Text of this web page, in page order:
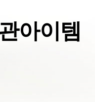
아이템